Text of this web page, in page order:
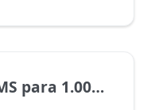
dominios en 15 horas